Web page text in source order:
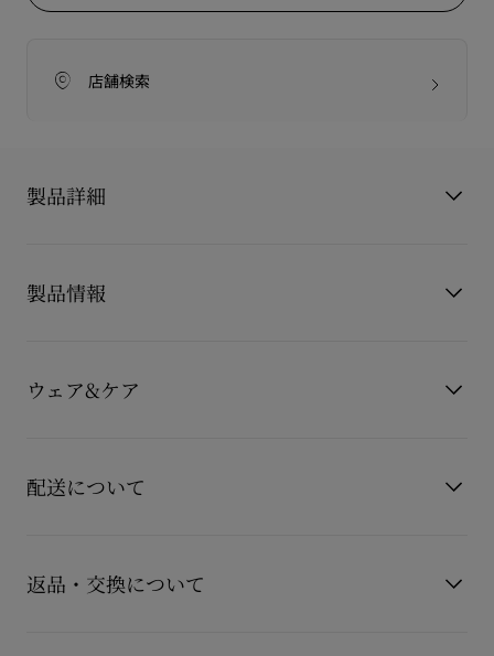
店舗検索
製品詳細
2026年4月8日 (水) より 価格改定をいたします。
ター型押しカーフレザーを使用した、洗練された佇まいのベル
代的なエッセンスを加えた一本です。 ・調節可能なレザースト
製品情報
素材 カーフレザー
ウェア&ケア
つかの注意事項がございます。詳しくは製品のお手入れをご確
認くださいませ。
配送について
15,000円(税込)以上のご注文は、送料無料でお届けいたしま
す。
返品・交換について